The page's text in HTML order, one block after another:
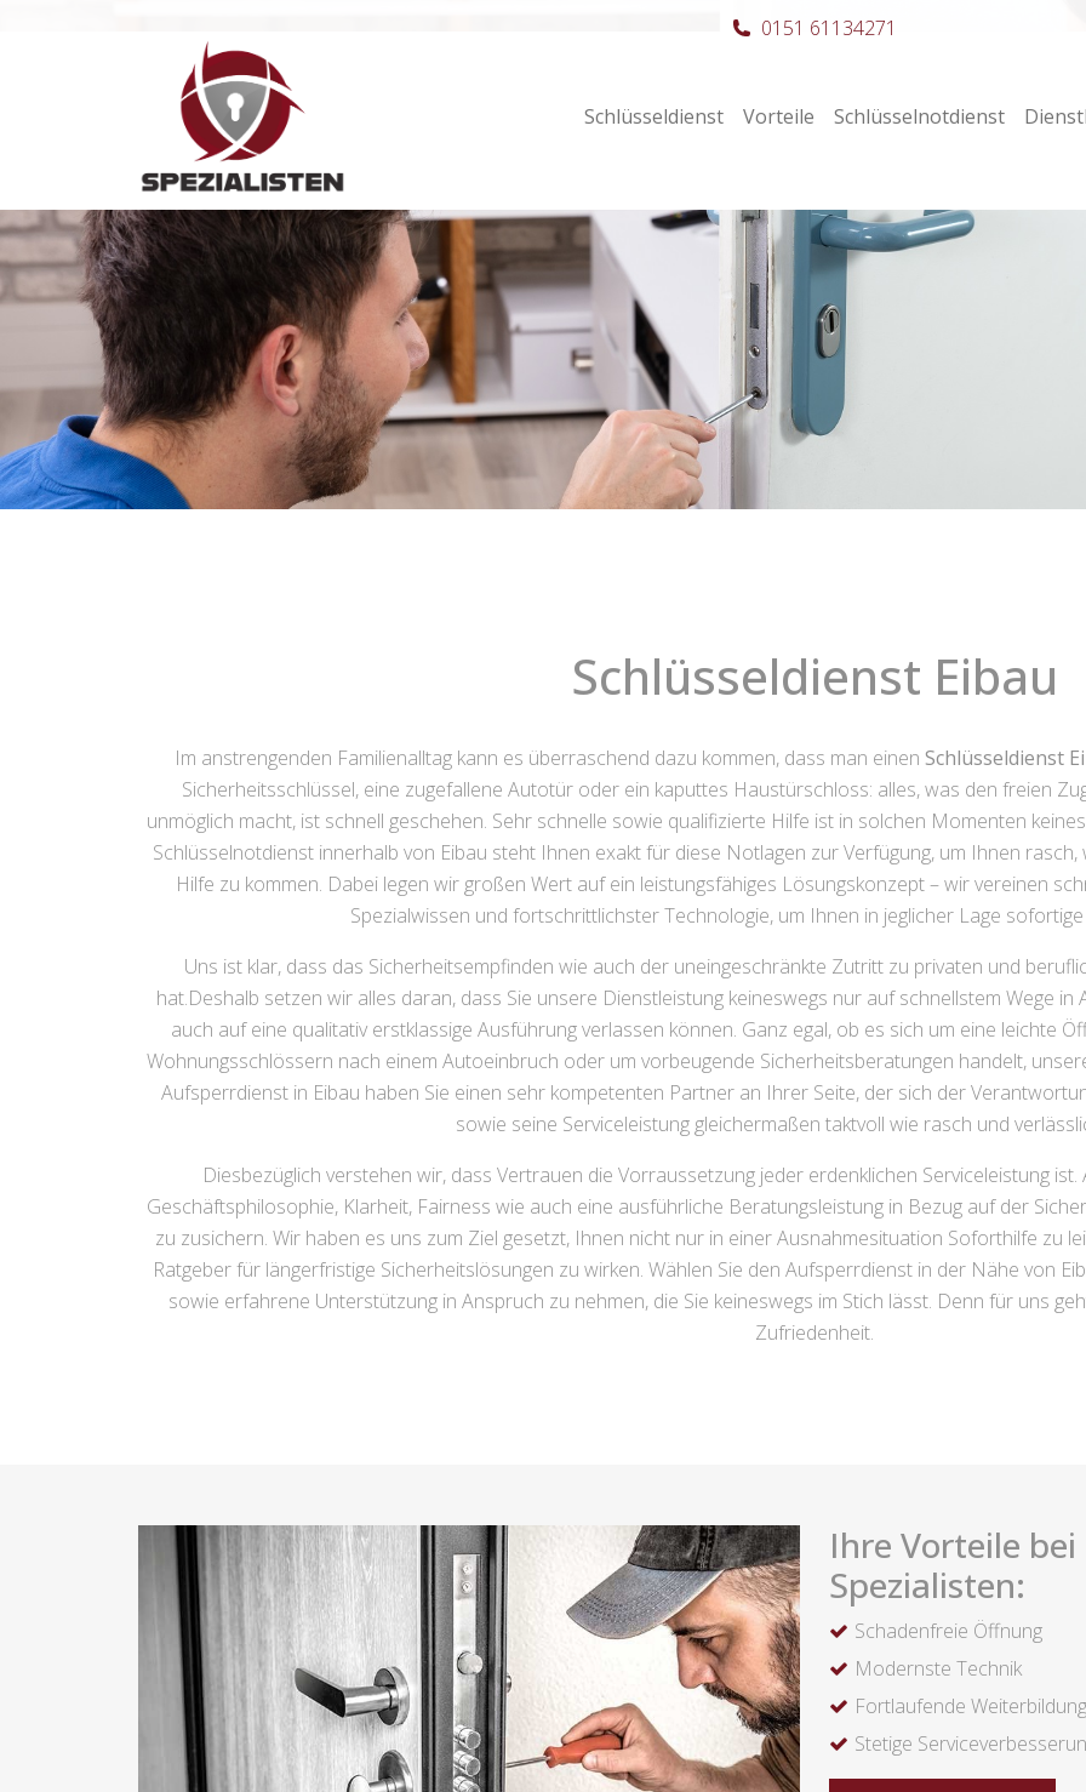
Hauptnavigation Schlüsseldienst Vorteile Schlüsselnotdienst
0151 61134271
Schlüsseldienst Eibau
Im anstrengenden Familienalltag kann es überraschend dazu kommen, dass man einen Schlüsseldienst
Sicherheitsschlüssel, eine zugefallene Autotür oder ein kaputtes Haustürschloss: alles, was den freien
unmöglich macht, ist schnell geschehen. Sehr schnelle sowie qualifizierte Hilfe ist in solchen Momenten
Schlüsselnotdienst innerhalb von Eibau steht Ihnen exakt für diese Notlagen zur Verfügung, um Ihnen
Hilfe zu kommen. Dabei legen wir großen Wert auf ein leistungsfähiges Lösungskonzept – wir vereinen
Spezialwissen und fortschrittlichster Technologie, um Ihnen in jeglicher Lage
Uns ist klar, dass das Sicherheitsempfinden wie auch der uneingeschränkte Zutritt zu privaten und
hat.Deshalb setzen wir alles daran, dass Sie unsere Dienstleistung keineswegs nur auf schnellstem Wege
auch auf eine qualitativ erstklassige Ausführung verlassen können. Ganz egal, ob es sich um eine leichte
Wohnungsschlössern nach einem Autoeinbruch oder um vorbeugende Sicherheitsberatungen handelt,
Aufsperrdienst in Eibau haben Sie einen sehr kompetenten Partner an Ihrer Seite, der sich der
sowie seine Serviceleistung gleichermaßen taktvoll wie rasch und
Diesbezüglich verstehen wir, dass Vertrauen die Vorraussetzung jeder erdenklichen Serviceleistung
Geschäftsphilosophie, Klarheit, Fairness wie auch eine ausführliche Beratungsleistung in Bezug auf der
zu zusichern. Wir haben es uns zum Ziel gesetzt, Ihnen nicht nur in einer Ausnahmesituation Soforthilfe zu
Ratgeber für längerfristige Sicherheitslösungen zu wirken. Wählen Sie den Aufsperrdienst in der Nähe von
sowie erfahrene Unterstützung in Anspruch zu nehmen, die Sie keineswegs im Stich lässt. Denn für uns
Zufriedenheit.
Ihre Vorteile
Spezialisten:
Schadenfreie Öffnung
Modernste Technik
Fortlaufende Weiterbildung
Stetige